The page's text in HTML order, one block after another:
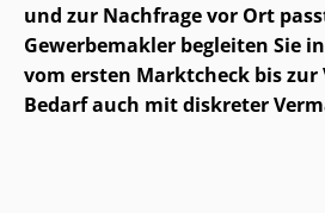
und zur Nachfrage vor Ort
Gewerbemakler begleiten Sie
vom ersten Marktcheck bis zur
Bedarf auch mit diskreter